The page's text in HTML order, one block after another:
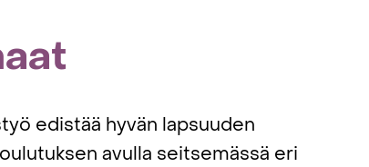
edistää hyvän lapsuuden
avulla seitsemässä eri